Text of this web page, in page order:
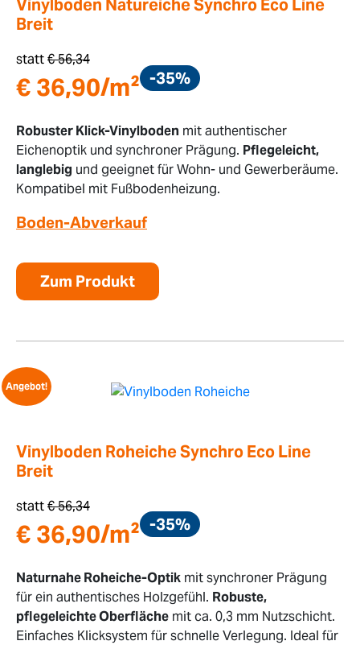
Vinylboden Natureiche Synchro Eco Line
Breit
statt€56,34
€ 36,90/m² -35%
Robuster Klick-Vinylboden mit authentischer
Eichenoptik und synchroner Prägung. Pflegeleicht,
langlebig und geeignet für Wohn- und Gewerberäume.
Kompatibel mit Fußbodenheizung.
Boden-Abverkauf
Zum Produkt
Angebot!
Vinylboden Roheiche Synchro Eco Line
Breit
statt€56,34
€ 36,90/m² -35%
Naturnahe Roheiche-Optik mit synchroner Prägung
für ein authentisches Holzgefühl. Robuste,
pflegeleichte Oberfläche mit ca. 0,3 mm Nutzschicht.
Einfaches Klicksystem für schnelle Verlegung. Ideal für